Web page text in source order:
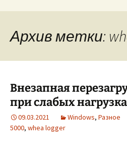
Архив метки:
Внезапная
при слабых
09.03.2021 Windows, Разное
5000, whea logger